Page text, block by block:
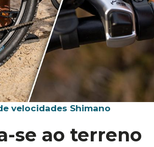
velocidades Shimano
se ao terreno